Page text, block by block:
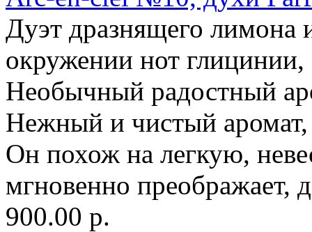
Дуэт дразнящего лимона
окружении нот глицинии,
Необычный радостный
Нежный и чистый
Он похож на легкую,
мгновенно преображает,
900.00 р.